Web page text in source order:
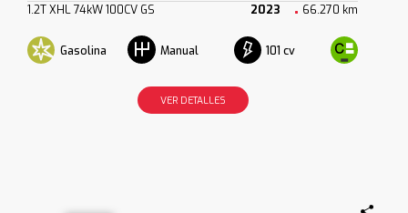
1.2T XHL 74kW 100CV GS 2023 66.270 km
Gasolina Manual 101 cv
VER DETALLES